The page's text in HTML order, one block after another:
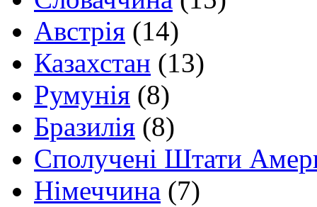
Австрія (14)
Казахстан (13)
Румунія (8)
Бразилія (8)
Сполучені Штати
Німеччина (7)